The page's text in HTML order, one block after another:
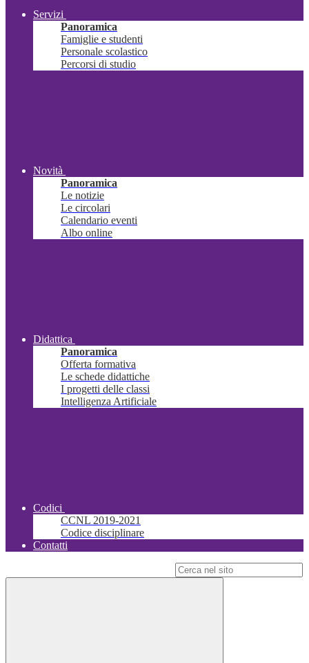
Servizi
Panoramica
Famiglie e studenti
Personale scolastico
Percorsi di studio
Novità
Panoramica
Le notizie
Le circolari
Calendario eventi
Albo online
Didattica
Panoramica
Offerta formativa
Le schede didattiche
I progetti delle classi
Intelligenza Artificiale
Codici
CCNL 2019-2021
Codice disciplinare
Contatti